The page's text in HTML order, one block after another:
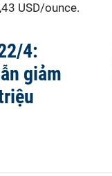
USD/ounce.
4:
giảm